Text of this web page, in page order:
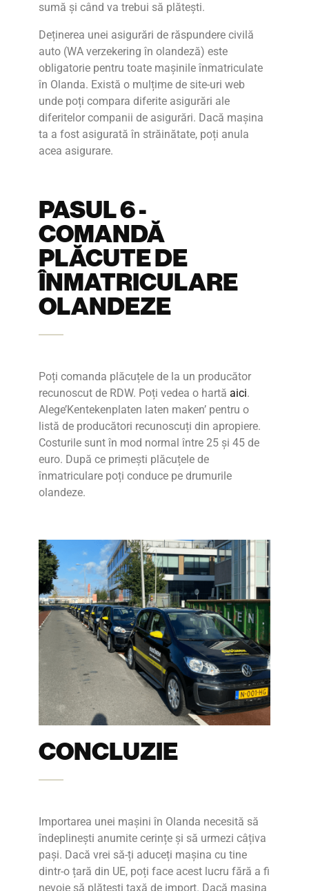
sumă și când va trebui să plătești.
Deținerea unei asigurări de răspundere civilă
auto (WA verzekering în olandeză) este
obligatorie pentru toate mașinile înmatriculate
în Olanda. Există o mulțime de site-uri web
unde poți compara diferite asigurări ale
diferitelor companii de asigurări. Dacă mașina
ta a fost asigurată în străinătate, poți anula
acea asigurare.
PASUL 6 -
COMANDĂ
PLĂCUTE DE
ÎNMATRICULARE
OLANDEZE
Poți comanda plăcuțele de la un producător
recunoscut de RDW. Poți vedea o hartă aici.
Alege’Kentekenplaten laten maken’ pentru o
listă de producători recunoscuți din apropiere.
Costurile sunt în mod normal între 25 și 45 de
euro. După ce primești plăcuțele de
înmatriculare poți conduce pe drumurile
olandeze.
CONCLUZIE
Importarea unei mașini în Olanda necesită să
îndeplinești anumite cerințe și să urmezi câțiva
pași. Dacă vrei să-ți aduceți mașina cu tine
dintr-o țară din UE, poți face acest lucru fără a fi
nevoie să plătești taxă de import. Dacă mașina